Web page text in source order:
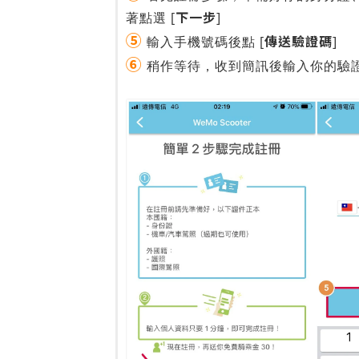
著點選 [下一步]
⑤ 輸入手機號碼後點 [傳送驗證碼]
⑥ 稍作等待，收到簡訊後輸入你的驗